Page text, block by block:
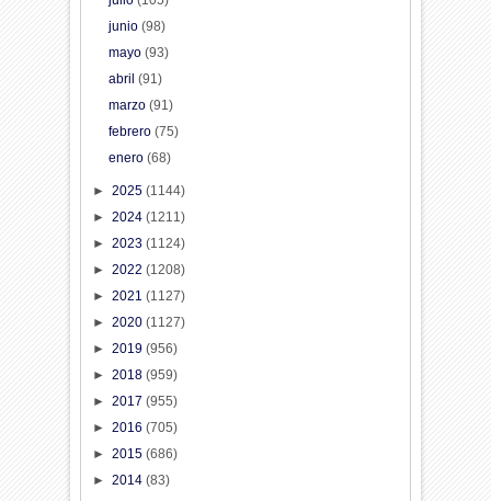
junio (98)
mayo (93)
abril (91)
marzo (91)
febrero (75)
enero (68)
►2025(1144)
►2024(1211)
►2023(1124)
►2022(1208)
►2021(1127)
►2020(1127)
►2019(956)
►2018(959)
►2017(955)
►2016(705)
►2015(686)
►2014(83)